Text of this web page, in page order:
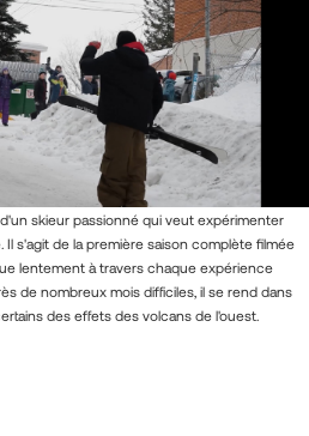
skieur passionné qui veut expérimenter
s'agit de la première saison complète filmée
lentement à travers chaque expérience
de nombreux mois difficiles, il se rend dans
des effets des volcans de l'ouest.